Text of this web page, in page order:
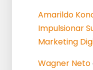
Amarildo
Impulsionar
Marketing
Wagner Neto